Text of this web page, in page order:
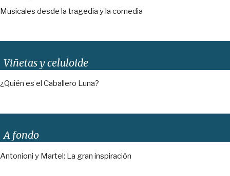
Musicales desde la tragedia y la comedia
Viñetas y celuloide
¿Quién es el Caballero Luna?
A fondo
Antonioni y Martel: La gran inspiración